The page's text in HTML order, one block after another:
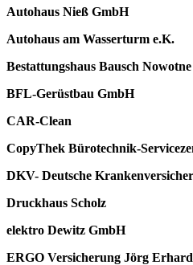
Autohaus Nieß GmbH
Autohaus am Wasserturm e.K.
Bestattungshaus Bausch
BFL-Gerüstbau GmbH
CAR-Clean
CopyThek Bürotechnik-
DKV- Deutsche
Druckhaus Scholz
elektro Dewitz GmbH
ERGO Versicherung Jörg